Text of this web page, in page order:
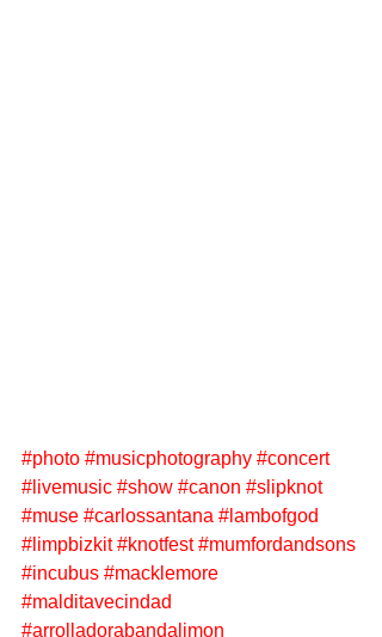
#photo #musicphotography #concert
#livemusic #show #canon #slipknot
#muse #carlossantana #lambofgod
#limpbizkit #knotfest #mumfordandsons
#incubus #macklemore
#malditavecindad
#arrolladorabandalimon